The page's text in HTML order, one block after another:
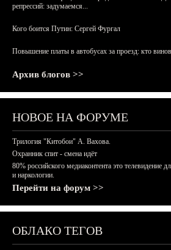
репрессий: задумаемся...
Кого боится Путин: Сергей Фургал
Повышение платы в автобусах за проезд: кто
Архив блогов >>
НОВОЕ НА ФОРУМЕ
Трилогия "Китобои" А. Вахова.
Охранник спит - смена идёт
80% российского медиаконтента это телевидение
и наркологии.
Перейти на форум >>
ОБЛАКО ТЕГОВ